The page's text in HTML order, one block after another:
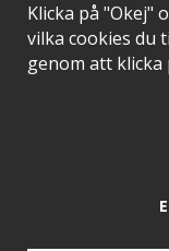
Klicka på "Okej"
vilka cookies du
genom att